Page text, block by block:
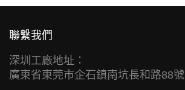
聯繫我們
深圳工廠地址：
廣東省東莞市企石鎮南坑長和路88號